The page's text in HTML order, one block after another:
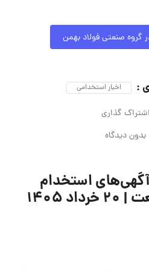
صنعتی فولاد بهمن
: اخبار استخدامی
اشتراک گذاری
بدون دیدگاه
استخدام
۱۴۰۵